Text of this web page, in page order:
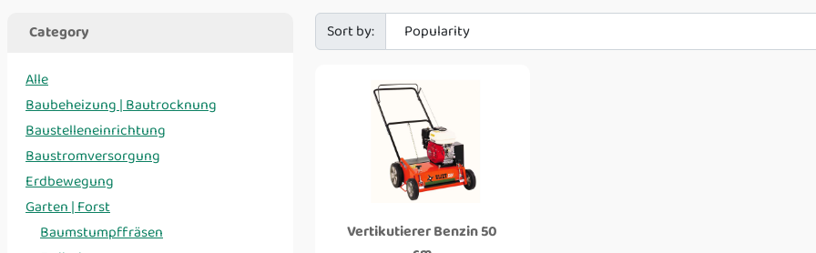
Category
Alle
Baubeheizung | Bautrocknung
Baustelleneinrichtung
Baustromversorgung
Erdbewegung
Garten | Forst
Baumstumpffräsen
Sort by:
Vertikutierer Benzin 50